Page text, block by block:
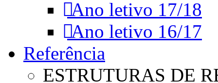
Ano letivo 17/18
Ano letivo 16/17
Referência
ESTRUTURAS DE